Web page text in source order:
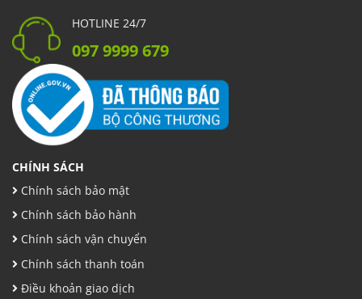
HOTLINE 24/7
097 9999 679
CHÍNH SÁCH
Chính sách bảo mật
Chính sách bảo hành
Chính sách vận chuyển
Chính sách thanh toán
Điều khoản giao dịch